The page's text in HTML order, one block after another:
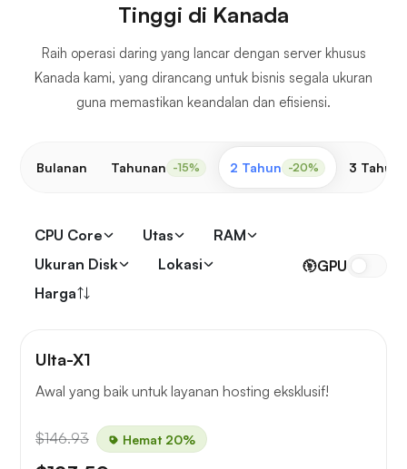
Tinggi di Kanada
Raih operasi daring yang lancar dengan server khusus
Kanada kami, yang dirancang untuk bisnis segala ukuran
guna memastikan keandalan dan efisiensi.
Bulanan Tahunan -15% 2 Tahun -20% 3 Tahun
CPU Core Utas
RAM
Ukuran Disk
Lokasi
Harga
GPU
Ulta-X1
Awal yang baik untuk layanan hosting eksklusif!
$146.93 Hemat 20%